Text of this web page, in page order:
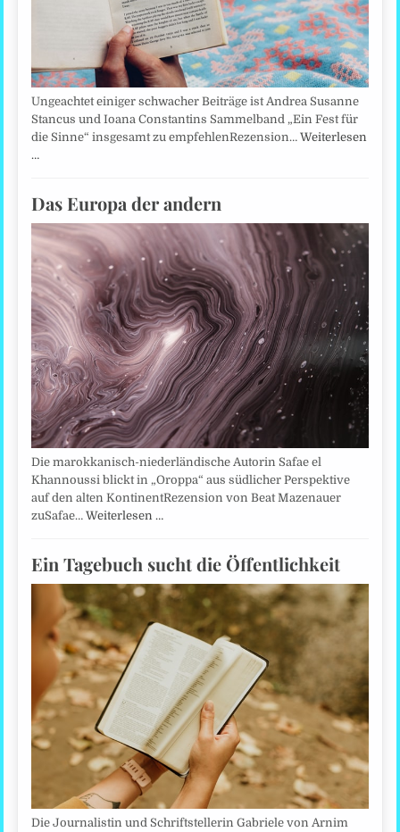
Ungeachtet einiger schwacher Beiträge ist Andrea Susanne
Stancus und Ioana Constantins Sammelband „Ein Fest für
die Sinne“ insgesamt zu empfehlenRezension…Weiterlesen
…
Das Europa der andern
Die marokkanisch-niederländische Autorin Safae el
Khannoussi blickt in „Oroppa“ aus südlicher Perspektive
auf den alten KontinentRezension von Beat Mazenauer
zuSafae…Weiterlesen …
Ein Tagebuch sucht die Öffentlichkeit
Die Journalistin und Schriftstellerin Gabriele von Arnim